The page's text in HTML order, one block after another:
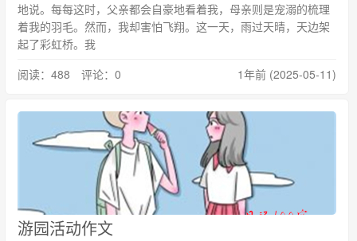
地说。每每这时，父亲都会自豪地看着我，母亲则是宠溺的梳理
着我的羽毛。然而，我却害怕飞翔。这一天，雨过天晴，天边架
起了彩虹桥。我
阅读：488 评论：0
1年前 (2025-05-11)
游园活动作文